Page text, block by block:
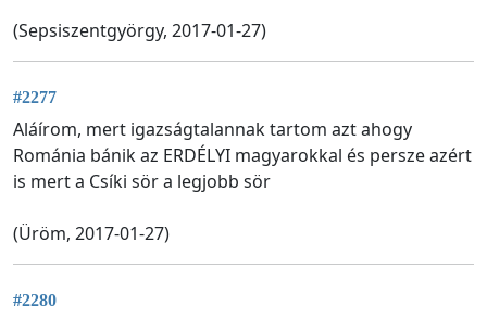
(Sepsiszentgyörgy, 2017-01-27)
#2277
Aláírom, mert igazságtalannak tartom azt ahogy
Románia bánik az ERDÉLYI magyarokkal és persze azért
is mert a Csíki sör a legjobb sör
(Üröm, 2017-01-27)
#2280